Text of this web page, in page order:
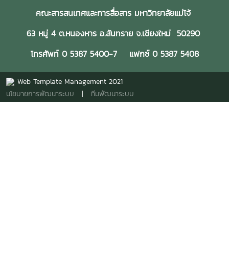
คณะสารสนเทศและการสื่อสาร มหาวิทยาลัยแม่โจ้
63 หมู่ 4 ต.หนองหาร อ.สันทราย จ.เชียงใหม่ 50290
โทรศัพท์ 0 5387 5400-7 แฟกซ์ 0 5387 5408
Web Template Management 2021
นโยบายการพัฒนาระบบ | ทีมพัฒนาระบบ